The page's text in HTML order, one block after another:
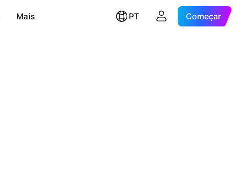
Mais PT Começar